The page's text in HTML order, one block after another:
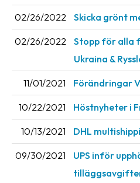
Manuals
Downloads
Barcode
scanner
Support
About
company
02/26/2022 Skicka grönt
02/26/2022
Stopp för alla
Ukraina &
11/01/2021 Förändringar
10/22/2021 Höstnyheter i
10/13/2021 DHL
09/30/2021
UPS inför